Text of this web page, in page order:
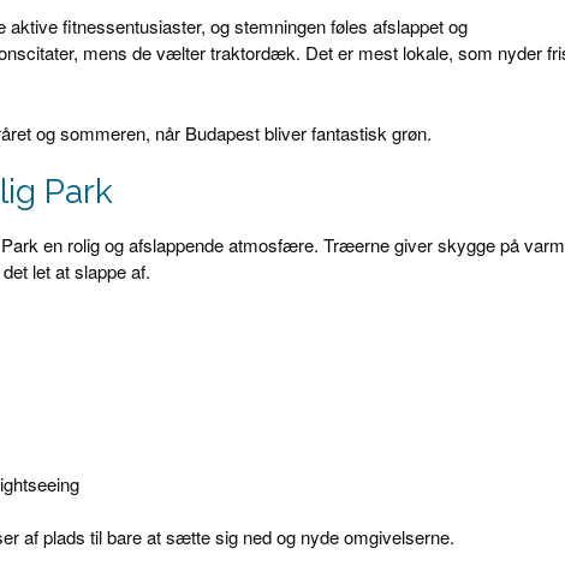
fitnessentusiaster, og stemningen føles afslappet og
mens de vælter traktordæk. Det er mest lokale, som nyder
og sommeren, når Budapest bliver fantastisk grøn.
Park
en rolig og afslappende atmosfære. Træerne giver skygge på
let at slappe af.
af plads til bare at sætte sig ned og nyde omgivelserne.